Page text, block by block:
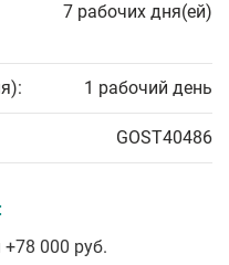
7 рабочих дня(ей)
1 рабочий день
GOST40486
+78 000 руб.